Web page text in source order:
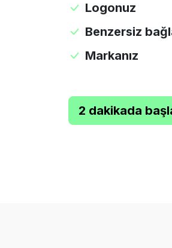
Logonuz
Benzersiz
Markanız
2 dakikada